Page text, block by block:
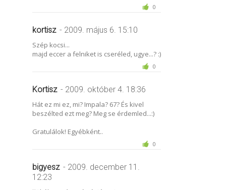
0
kortisz - 2009. május 6. 15:10
Szép kocsi...
majd eccer a felniket is cseréled, ugye...? :)
0
Kortisz - 2009. október 4. 18:36
Hát ez mi ez, mi? Impala? 67? És kivel
beszélted ezt meg? Meg se érdemled...:)
Gratulálok! Egyébként..
0
bigyesz - 2009. december 11.
12:23